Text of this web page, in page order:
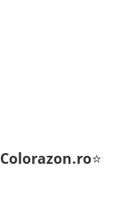
Colorazon.ro⭐